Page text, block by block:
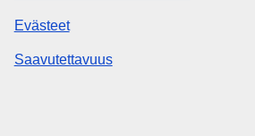
Evästeet
Saavutettavuus